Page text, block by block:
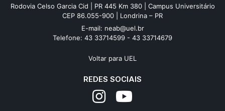
Rodovia Celso Garcia Cid | PR 445 Km 380 | Campus Universitário
CEP 86.055-900 | Londrina – PR
E-mail: neab@uel.br
Telefone: 43 33714599 - 43 33714679
Voltar para UEL
REDES SOCIAIS